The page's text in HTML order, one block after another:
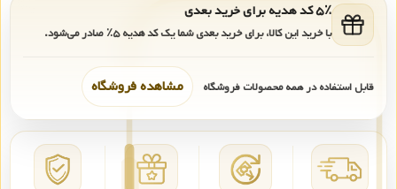
۵٪ کد هدیه برای خرید بعدی
با خرید این کالا، برای خرید بعدی شما یک کد هدیه۵٪ صادر می‌شود.
قابل استفاده در همه محصولات فروشگاه مشاهده فروشگاه